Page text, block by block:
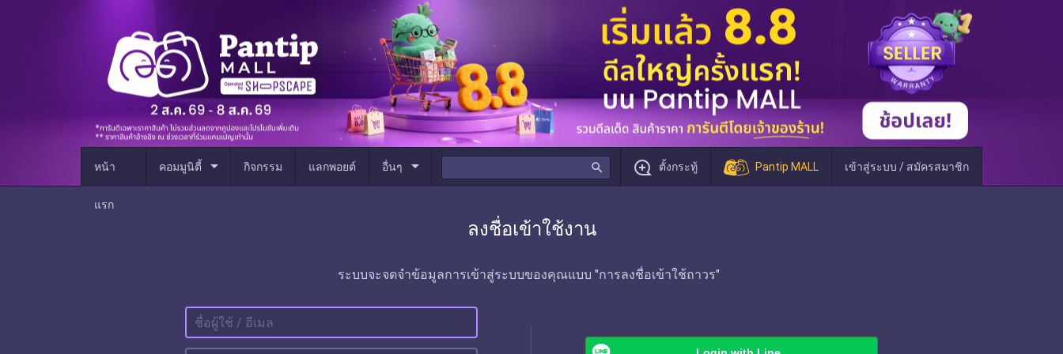
หน้า
แรก
คอมมูนิตี้ arrow_drop_down กิจกรรม แลกพอยต์ อื่นๆ arrow_drop_down search ตั้งกระทู้ Pantip MALL เข้าสู่ระบบ / สมัครสมาชิก
ลงชื่อเข้าใช้งาน
ระบบจะจดจำข้อมูลการเข้าสู่ระบบของคุณแบบ "การลงชื่อเข้าใช้ถาวร"